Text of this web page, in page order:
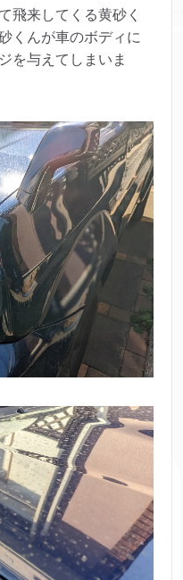
飛来してくる黄砂く
くんが車のボディに
を与えてしまいま